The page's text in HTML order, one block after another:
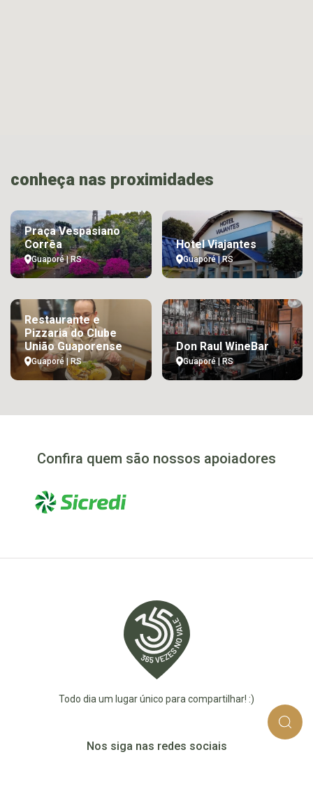
conheça nas proximidades
Praça Vespasiano
Corrêa
Guaporé | RS
Hotel Viajantes
Guaporé | RS
Restaurante e
Pizzaria do Clube
União Guaporense
Guaporé | RS
Don Raul WineBar
Guaporé | RS
Confira quem são nossos apoiadores
Todo dia um lugar único para compartilhar! :)
Nos siga nas redes sociais